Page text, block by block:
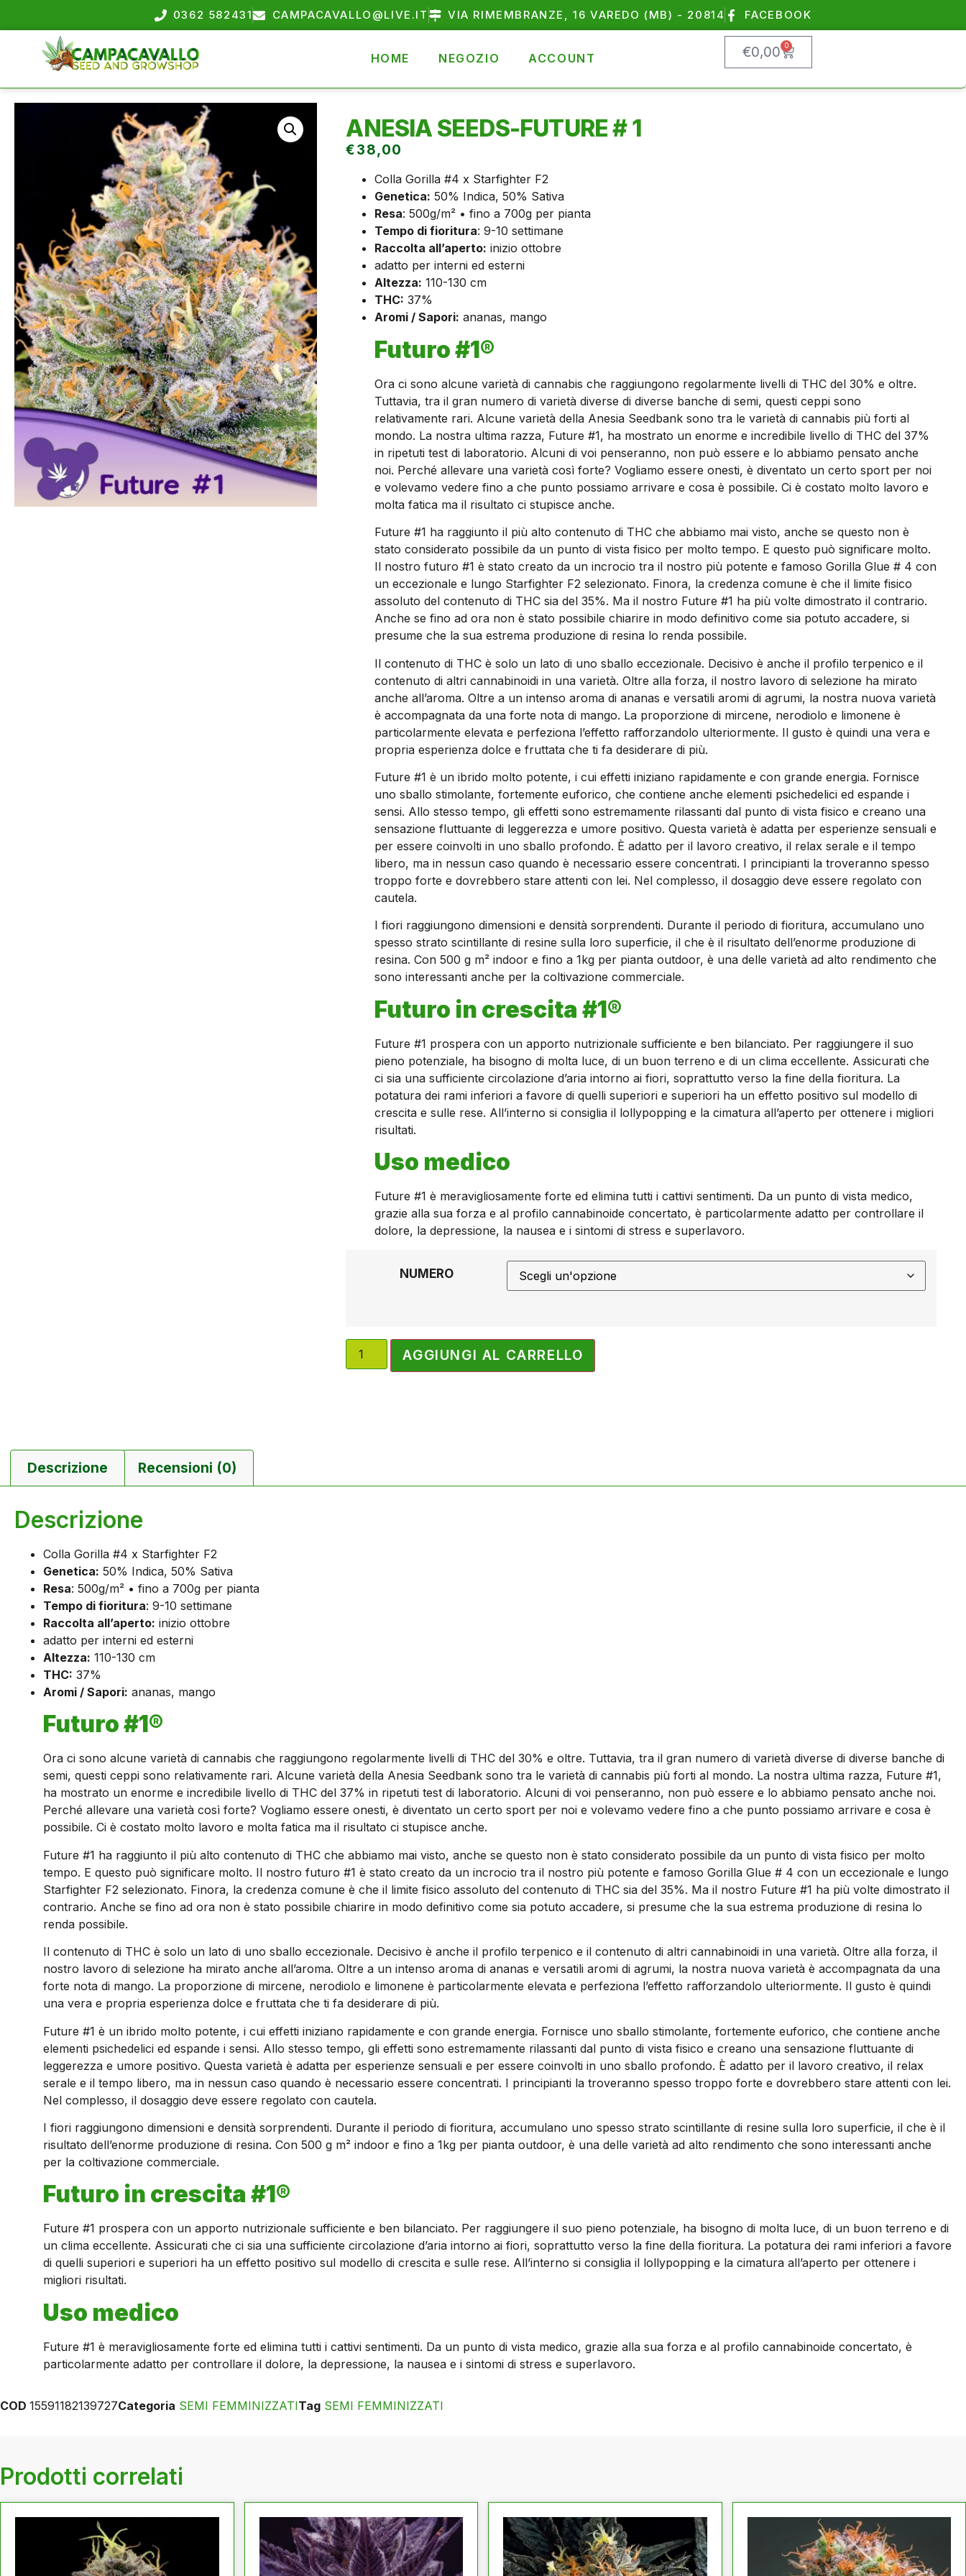
0362 582431 CAMPACAVALLO@LIVE.IT VIA RIMEMBRANZE, 16 VAREDO (MB) - 20814 FACEBOOK
HOME NEGOZIO ACCOUNT €0,00 0
ANESIA SEEDS-FUTURE # 1
€38,00
Colla Gorilla #4 x Starfighter F2
Genetica: 50% Indica, 50% Sativa
Resa: 500g/m² • fino a 700g per pianta
Tempo di fioritura: 9-10 settimane
Raccolta all’aperto: inizio ottobre
adatto per interni ed esterni
Altezza: 110-130 cm
THC: 37%
Aromi / Sapori: ananas, mango
Futuro #1®
Ora ci sono alcune varietà di cannabis che raggiungono regolarmente livelli di THC del 30% e oltre.
Tuttavia, tra il gran numero di varietà diverse di diverse banche di semi, questi ceppi sono
relativamente rari. Alcune varietà della Anesia Seedbank sono tra le varietà di cannabis più forti al
mondo. La nostra ultima razza, Future #1, ha mostrato un enorme e incredibile livello di THC del 37%
in ripetuti test di laboratorio. Alcuni di voi penseranno, non può essere e lo abbiamo pensato anche
noi. Perché allevare una varietà così forte? Vogliamo essere onesti, è diventato un certo sport per noi
e volevamo vedere fino a che punto possiamo arrivare e cosa è possibile. Ci è costato molto lavoro e
molta fatica ma il risultato ci stupisce anche.
Future #1 ha raggiunto il più alto contenuto di THC che abbiamo mai visto, anche se questo non è
stato considerato possibile da un punto di vista fisico per molto tempo. E questo può significare molto.
Il nostro futuro #1 è stato creato da un incrocio tra il nostro più potente e famoso Gorilla Glue # 4 con
un eccezionale e lungo Starfighter F2 selezionato. Finora, la credenza comune è che il limite fisico
assoluto del contenuto di THC sia del 35%. Ma il nostro Future #1 ha più volte dimostrato il contrario.
Anche se fino ad ora non è stato possibile chiarire in modo definitivo come sia potuto accadere, si
presume che la sua estrema produzione di resina lo renda possibile.
Il contenuto di THC è solo un lato di uno sballo eccezionale. Decisivo è anche il profilo terpenico e il
contenuto di altri cannabinoidi in una varietà. Oltre alla forza, il nostro lavoro di selezione ha mirato
anche all’aroma. Oltre a un intenso aroma di ananas e versatili aromi di agrumi, la nostra nuova varietà
è accompagnata da una forte nota di mango. La proporzione di mircene, nerodiolo e limonene è
particolarmente elevata e perfeziona l’effetto rafforzandolo ulteriormente. Il gusto è quindi una vera e
propria esperienza dolce e fruttata che ti fa desiderare di più.
Future #1 è un ibrido molto potente, i cui effetti iniziano rapidamente e con grande energia. Fornisce
uno sballo stimolante, fortemente euforico, che contiene anche elementi psichedelici ed espande i
sensi. Allo stesso tempo, gli effetti sono estremamente rilassanti dal punto di vista fisico e creano una
sensazione fluttuante di leggerezza e umore positivo. Questa varietà è adatta per esperienze sensuali e
per essere coinvolti in uno sballo profondo. È adatto per il lavoro creativo, il relax serale e il tempo
libero, ma in nessun caso quando è necessario essere concentrati. I principianti la troveranno spesso
troppo forte e dovrebbero stare attenti con lei. Nel complesso, il dosaggio deve essere regolato con
cautela.
I fiori raggiungono dimensioni e densità sorprendenti. Durante il periodo di fioritura, accumulano uno
spesso strato scintillante di resine sulla loro superficie, il che è il risultato dell’enorme produzione di
resina. Con 500 g m² indoor e fino a 1kg per pianta outdoor, è una delle varietà ad alto rendimento che
sono interessanti anche per la coltivazione commerciale.
Futuro in crescita #1®
Future #1 prospera con un apporto nutrizionale sufficiente e ben bilanciato. Per raggiungere il suo
pieno potenziale, ha bisogno di molta luce, di un buon terreno e di un clima eccellente. Assicurati che
ci sia una sufficiente circolazione d’aria intorno ai fiori, soprattutto verso la fine della fioritura. La
potatura dei rami inferiori a favore di quelli superiori e superiori ha un effetto positivo sul modello di
crescita e sulle rese. All’interno si consiglia il lollypopping e la cimatura all’aperto per ottenere i migliori
risultati.
Uso medico
Future #1 è meravigliosamente forte ed elimina tutti i cattivi sentimenti. Da un punto di vista medico,
grazie alla sua forza e al profilo cannabinoide concertato, è particolarmente adatto per controllare il
dolore, la depressione, la nausea e i sintomi di stress e superlavoro.
NUMERO
AGGIUNGI AL CARRELLO
Descrizione Recensioni (0)
Descrizione
Colla Gorilla #4 x Starfighter F2
Genetica: 50% Indica, 50% Sativa
Resa: 500g/m² • fino a 700g per pianta
Tempo di fioritura: 9-10 settimane
Raccolta all’aperto: inizio ottobre
adatto per interni ed esterni
Altezza: 110-130 cm
THC: 37%
Aromi / Sapori: ananas, mango
Futuro #1®
Ora ci sono alcune varietà di cannabis che raggiungono regolarmente livelli di THC del 30% e oltre. Tuttavia, tra il gran numero di varietà diverse di diverse banche di
semi, questi ceppi sono relativamente rari. Alcune varietà della Anesia Seedbank sono tra le varietà di cannabis più forti al mondo. La nostra ultima razza, Future #1,
ha mostrato un enorme e incredibile livello di THC del 37% in ripetuti test di laboratorio. Alcuni di voi penseranno, non può essere e lo abbiamo pensato anche noi.
Perché allevare una varietà così forte? Vogliamo essere onesti, è diventato un certo sport per noi e volevamo vedere fino a che punto possiamo arrivare e cosa è
possibile. Ci è costato molto lavoro e molta fatica ma il risultato ci stupisce anche.
Future #1 ha raggiunto il più alto contenuto di THC che abbiamo mai visto, anche se questo non è stato considerato possibile da un punto di vista fisico per molto
tempo. E questo può significare molto. Il nostro futuro #1 è stato creato da un incrocio tra il nostro più potente e famoso Gorilla Glue # 4 con un eccezionale e lungo
Starfighter F2 selezionato. Finora, la credenza comune è che il limite fisico assoluto del contenuto di THC sia del 35%. Ma il nostro Future #1 ha più volte dimostrato il
contrario. Anche se fino ad ora non è stato possibile chiarire in modo definitivo come sia potuto accadere, si presume che la sua estrema produzione di resina lo
renda possibile.
Il contenuto di THC è solo un lato di uno sballo eccezionale. Decisivo è anche il profilo terpenico e il contenuto di altri cannabinoidi in una varietà. Oltre alla forza, il
nostro lavoro di selezione ha mirato anche all’aroma. Oltre a un intenso aroma di ananas e versatili aromi di agrumi, la nostra nuova varietà è accompagnata da una
forte nota di mango. La proporzione di mircene, nerodiolo e limonene è particolarmente elevata e perfeziona l’effetto rafforzandolo ulteriormente. Il gusto è quindi
una vera e propria esperienza dolce e fruttata che ti fa desiderare di più.
Future #1 è un ibrido molto potente, i cui effetti iniziano rapidamente e con grande energia. Fornisce uno sballo stimolante, fortemente euforico, che contiene anche
elementi psichedelici ed espande i sensi. Allo stesso tempo, gli effetti sono estremamente rilassanti dal punto di vista fisico e creano una sensazione fluttuante di
leggerezza e umore positivo. Questa varietà è adatta per esperienze sensuali e per essere coinvolti in uno sballo profondo. È adatto per il lavoro creativo, il relax
serale e il tempo libero, ma in nessun caso quando è necessario essere concentrati. I principianti la troveranno spesso troppo forte e dovrebbero stare attenti con lei.
Nel complesso, il dosaggio deve essere regolato con cautela.
I fiori raggiungono dimensioni e densità sorprendenti. Durante il periodo di fioritura, accumulano uno spesso strato scintillante di resine sulla loro superficie, il che è il
risultato dell’enorme produzione di resina. Con 500 g m² indoor e fino a 1kg per pianta outdoor, è una delle varietà ad alto rendimento che sono interessanti anche
per la coltivazione commerciale.
Futuro in crescita #1®
Future #1 prospera con un apporto nutrizionale sufficiente e ben bilanciato. Per raggiungere il suo pieno potenziale, ha bisogno di molta luce, di un buon terreno e di
un clima eccellente. Assicurati che ci sia una sufficiente circolazione d’aria intorno ai fiori, soprattutto verso la fine della fioritura. La potatura dei rami inferiori a favore
di quelli superiori e superiori ha un effetto positivo sul modello di crescita e sulle rese. All’interno si consiglia il lollypopping e la cimatura all’aperto per ottenere i
migliori risultati.
Uso medico
Future #1 è meravigliosamente forte ed elimina tutti i cattivi sentimenti. Da un punto di vista medico, grazie alla sua forza e al profilo cannabinoide concertato, è
particolarmente adatto per controllare il dolore, la depressione, la nausea e i sintomi di stress e superlavoro.
COD 15591182139727Categoria SEMI FEMMINIZZATITag SEMI FEMMINIZZATI
Prodotti correlati